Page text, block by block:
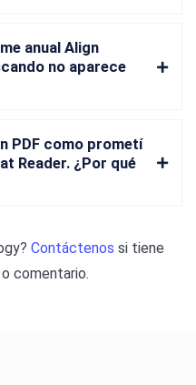
anual Align
no aparece
PDF como prometí
Reader. ¿Por qué
? Contáctenos si tiene
comentario.